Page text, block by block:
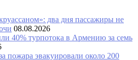
два дня пассажиры не
08.08.2026
40% турпотока в Армению за семь
пожара эвакуировали около 200